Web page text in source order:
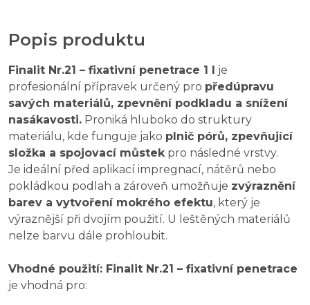
Popis produktu
Finalit Nr.21 – fixativní penetrace 1 l je
profesionální přípravek určený pro předúpravu
savých materiálů, zpevnění podkladu a snížení
nasákavosti. Proniká hluboko do struktury
materiálu, kde funguje jako plnič pórů, zpevňující
složka a spojovací můstek pro následné vrstvy.
Je ideální před aplikací impregnací, nátěrů nebo
pokládkou podlah a zároveň umožňuje zvýraznění
barev a vytvoření mokrého efektu, který je
výraznější při dvojím použití. U leštěných materiálů
nelze barvu dále prohloubit.
Vhodné použití: Finalit Nr.21 – fixativní penetrace
je vhodná pro: